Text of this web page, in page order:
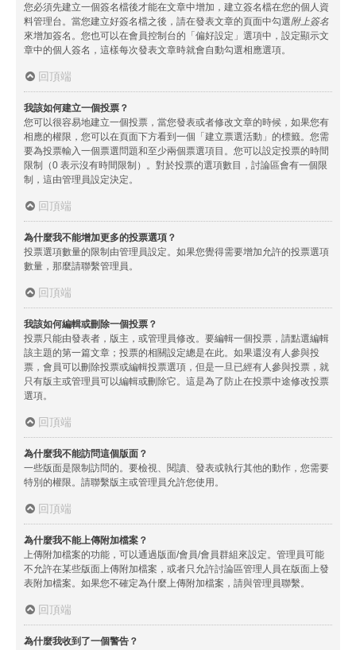
您必須先建立一個簽名檔後才能在文章中增加，建立簽名檔在您的個人資
料管理台。當您建立好簽名檔之後，請在發表文章的頁面中勾選附上簽名
來增加簽名。您也可以在會員控制台的「偏好設定」選項中，設定顯示文
章中的個人簽名，這樣每次發表文章時就會自動勾選相應選項。
回頂端
我該如何建立一個投票？
您可以很容易地建立一個投票，當您發表或者修改文章的時候，如果您有
相應的權限，您可以在頁面下方看到一個「建立票選活動」的標籤。您需
要為投票輸入一個票選問題和至少兩個票選項目。您可以設定投票的時間
限制（0 表示沒有時間限制）。對於投票的選項數目，討論區會有一個限
制，這由管理員設定決定。
回頂端
為什麼我不能增加更多的投票選項？
投票選項數量的限制由管理員設定。如果您覺得需要增加允許的投票選項
數量，那麼請聯繫管理員。
回頂端
我該如何編輯或刪除一個投票？
投票只能由發表者，版主，或管理員修改。要編輯一個投票，請點選編輯
該主題的第一篇文章；投票的相關設定總是在此。如果還沒有人參與投
票，會員可以刪除投票或編輯投票選項，但是一旦已經有人參與投票，就
只有版主或管理員可以編輯或刪除它。這是為了防止在投票中途修改投票
選項。
回頂端
為什麼我不能訪問這個版面？
一些版面是限制訪問的。要檢視、閱讀、發表或執行其他的動作，您需要
特別的權限。請聯繫版主或管理員允許您使用。
回頂端
為什麼我不能上傳附加檔案？
上傳附加檔案的功能，可以通過版面/會員/會員群組來設定。管理員可能
不允許在某些版面上傳附加檔案，或者只允許討論區管理人員在版面上發
表附加檔案。如果您不確定為什麼上傳附加檔案，請與管理員聯繫。
回頂端
為什麼我收到了一個警告？